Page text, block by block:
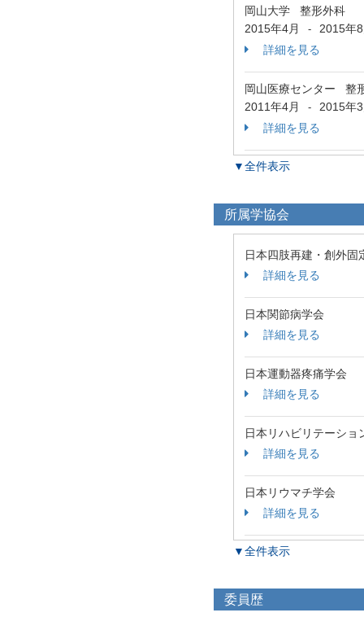
岡山大学 整形外科
2015年4月
-
2015年8
詳細を見る
岡山医療センター 整
2011年4月
-
2015年3
詳細を見る
▼全件表示
所属学協会
日本四肢再建・創外固
詳細を見る
日本関節病学会
詳細を見る
日本運動器疼痛学会
詳細を見る
日本リハビリテーショ
詳細を見る
日本リウマチ学会
詳細を見る
▼全件表示
委員歴